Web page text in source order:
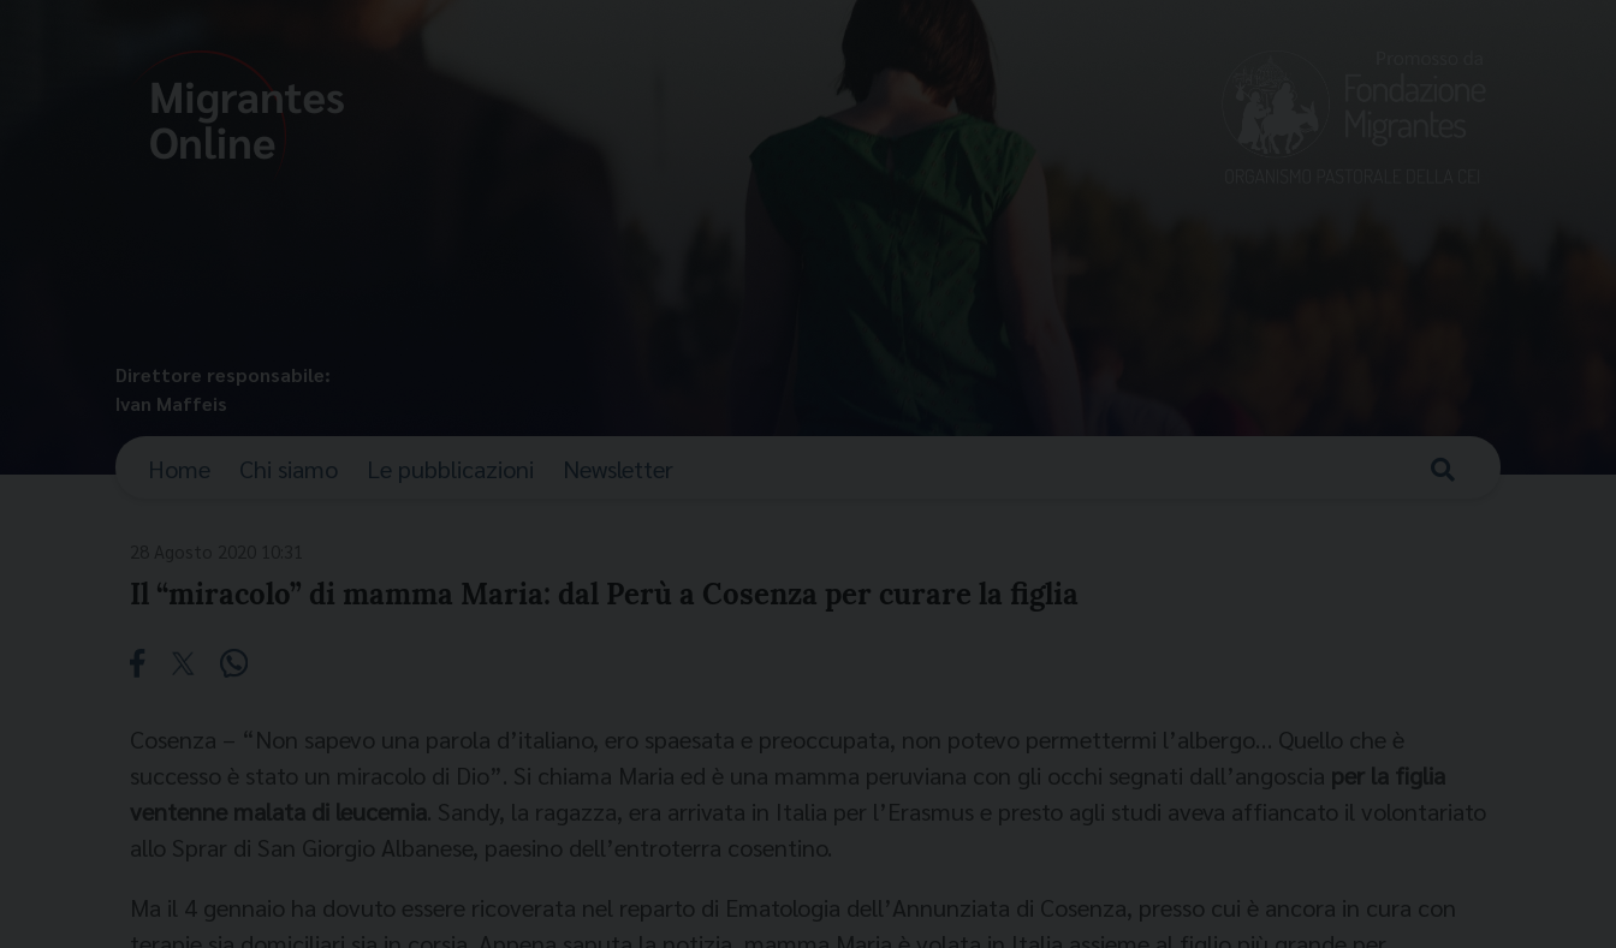
Direttore responsabile:
Ivan Maffeis
Home Chi siamo Le pubblicazioni Newsletter
Il “miracolo” di mamma Maria: dal Perù a Cosenza per curare la figlia
Cosenza – “Non sapevo una parola d’italiano, ero spaesata e preoccupata, non potevo permettermi l’albergo… Quello che è
successo è stato un miracolo di Dio”. Si chiama Maria ed è una mamma peruviana con gli occhi segnati dall’angoscia per la figlia
ventenne malata di leucemia. Sandy, la ragazza, era arrivata in Italia per l’Erasmus e presto agli studi aveva affiancato il volontariato
allo Sprar di San Giorgio Albanese, paesino dell’entroterra cosentino.
Ma il 4 gennaio ha dovuto essere ricoverata nel reparto di Ematologia dell’Annunziata di Cosenza, presso cui è ancora in cura con